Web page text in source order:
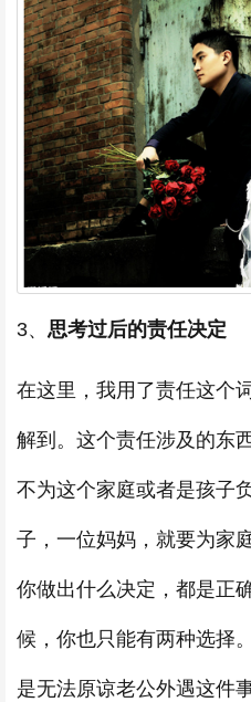
3、 思考过后的责任决定
在这里，我用了责任这个
解到。这个责任涉及的东
不为这个家庭或者是孩子
子，一位妈妈，就要为家
你做出什么决定，都是正
候，你也只能有两种选择
是无法原谅老公外遇这件